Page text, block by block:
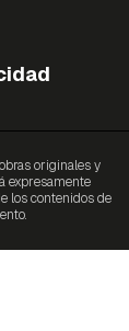
originales y
expresamente
los contenidos de